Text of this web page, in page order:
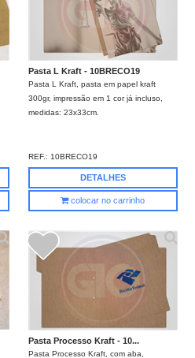
Pasta L Kraft - 10BRECO19
Pasta L Kraft, pasta em papel kraft
300gr, impressão em 1 cor já incluso,
medidas: 23x33cm.
REF.: 10BRECO19
DETALHES
colocar no carrinho
Pasta Processo Kraft - 10...
Pasta Processo Kraft, com aba,